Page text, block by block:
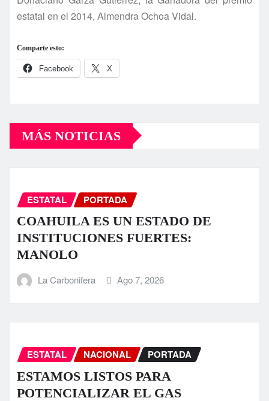
estatal en el 2014, Almendra Ochoa Vidal.
Comparte esto:
Facebook X
MÁS NOTICIAS
ESTATAL PORTADA
COAHUILA ES UN ESTADO DE
INSTITUCIONES FUERTES:
MANOLO
La Carbonifera Ago 7, 2026
ESTATAL NACIONAL PORTADA
ESTAMOS LISTOS PARA
POTENCIALIZAR EL GAS